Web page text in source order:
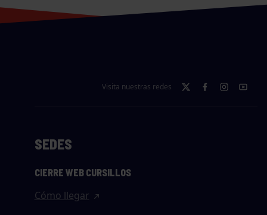
Visita nuestras redes
SEDES
CIERRE WEB CURSILLOS
Cómo llegar